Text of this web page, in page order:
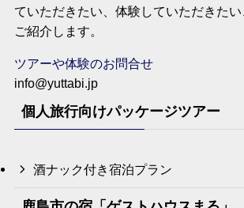
ていただきたい、体験していただきた
ご紹介します。
ツアーや体験のお問合せ
info@yuttabi.jp
個人旅行向けパッケージツアー
酒ナック付き宿泊プラン